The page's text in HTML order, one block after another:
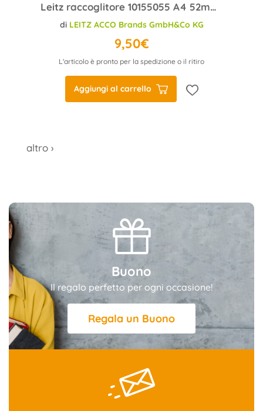
Leitz raccoglitore 10155055 A4 52mm plastica verde
di LEITZ ACCO Brands GmbH&Co KG
9,50€
L'articolo è pronto per la spedizione o il ritiro
Aggiungi al carrello
altro ›
Buono
Il regalo perfetto per ogni occasione!
Regala un Buono